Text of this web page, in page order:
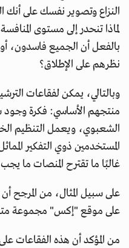
النزاع وتصوير نفسك على أنك
لماذا تنحدر إلى مستوى
بالفعل أن الجميع فاسدون،
نظرهم على الإطلاق؟
وبالتالي، يمكن لفقاعات
منتجهم الأساسي: فكرة
الشعبوي، ويعمل التنظيم
المستخدمين ذوي التفكير
غالبًا ما تقترح المنصات ما
على سبيل المثال، من
على موقع "إكس" مجموعة
من المؤكد أن هذه الفقاعات